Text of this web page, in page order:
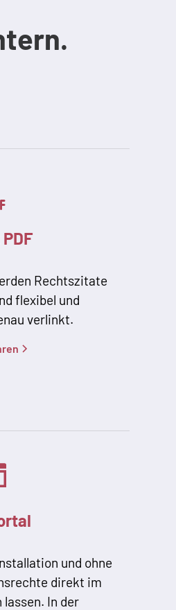
Rechtszitate
flexibel und
verlinkt.
und ohne
direkt im
In der